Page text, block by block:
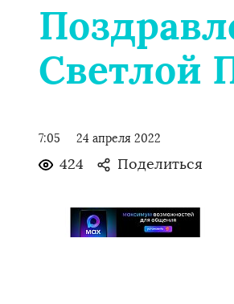
Светлой
7:05 24 апреля 2022
424 Поделиться